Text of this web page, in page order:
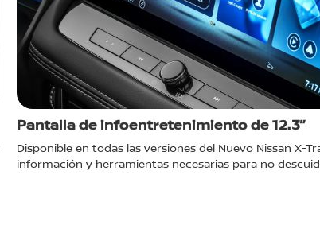
Pantalla de infoentretenimiento de 12.3”
Disponible en todas las versiones del Nuevo Nissan X-
información y herramientas necesarias para no